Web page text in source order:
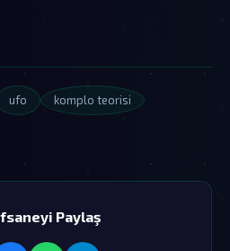
ufo komplo teorisi
Paylaş